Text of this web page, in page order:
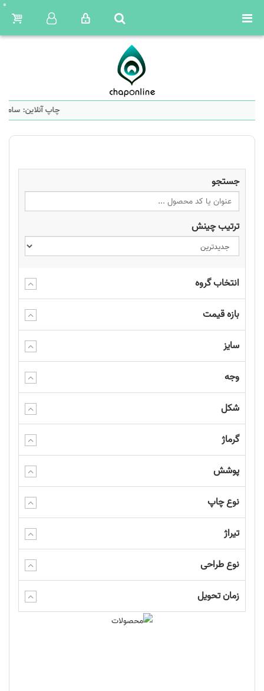
0
چاپ آنلاین:
جستجو
ترتیب چینش
انتخاب گروه
بازه قیمت
سایز
وجه
شکل
گرماژ
پوشش
نوع چاپ
تیراژ
نوع طراحی
زمان تحویل